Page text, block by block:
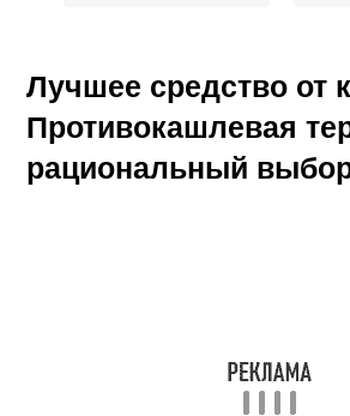
Быстрое средство
Лучшее средство от
Противокашлевая
рациональный